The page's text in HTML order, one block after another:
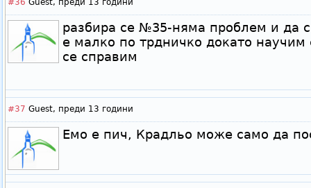
#36 Guest, преди 13 години
разбира се №35-няма проблем и да
е малко по трдничко докато
се справим
#37 Guest, преди 13 години
Емо е пич, Крадльо може само да